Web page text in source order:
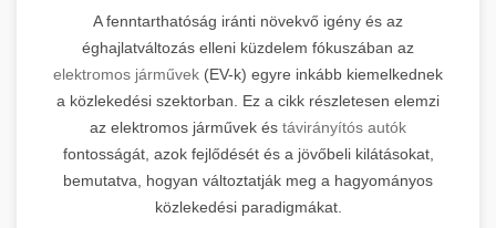
A fenntarthatóság iránti növekvő igény és az
éghajlatváltozás elleni küzdelem fókuszában az
elektromos járművek (EV-k) egyre inkább kiemelkednek
a közlekedési szektorban. Ez a cikk részletesen elemzi
az elektromos járművek és távirányítós autók
fontosságát, azok fejlődését és a jövőbeli kilátásokat,
bemutatva, hogyan változtatják meg a hagyományos
közlekedési paradigmákat.